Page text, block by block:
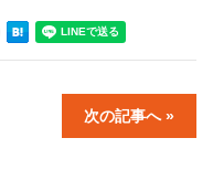
次の記事へ »